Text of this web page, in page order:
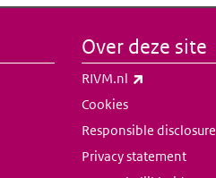
Over deze site
RIVM.nl
Cookies
Responsible disclosure
Privacy statement